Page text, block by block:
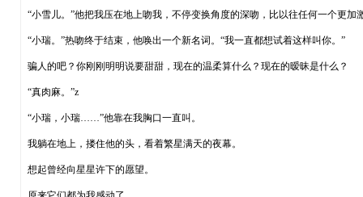
“小雪儿。”他把我压在地上吻我，不停变换角度的深吻，比以往任何一个更加激
“小瑞。”热吻终于结束，他唤出一个新名词。“我一直都想试着这样叫你。”
骗人的吧？你刚刚明明说要甜甜，现在的温柔算什么？现在的暧昧是什么？
“真肉麻。”z
“小瑞，小瑞……”他靠在我胸口一直叫。
我躺在地上，搂住他的头，看着繁星满天的夜幕。
想起曾经向星星许下的愿望。